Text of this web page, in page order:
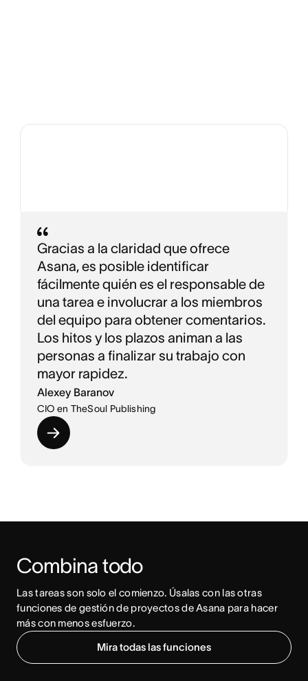
Gracias a la claridad que ofrece
Asana, es posible identificar
fácilmente quién es el responsable de
una tarea e involucrar a los miembros
del equipo para obtener comentarios.
Los hitos y los plazos animan a las
personas a finalizar su trabajo con
mayor rapidez.
Alexey Baranov
CIO en TheSoul Publishing
Combina todo
Las tareas son solo el comienzo. Úsalas con las otras
funciones de gestión de proyectos de Asana para hacer
más con menos esfuerzo.
Mira todas las funciones